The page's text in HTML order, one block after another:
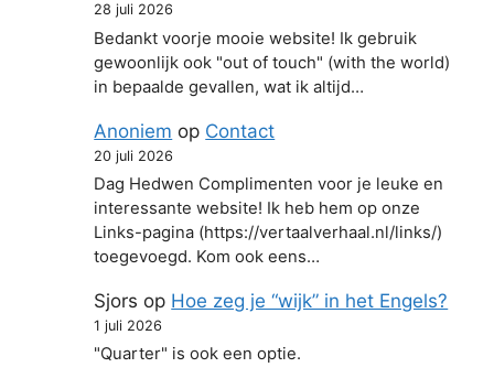
28 juli 2026
Bedankt voorje mooie website! Ik gebruik
gewoonlijk ook "out of touch" (with the world)
in bepaalde gevallen, wat ik altijd…
Anoniem op Contact
20 juli 2026
Dag Hedwen Complimenten voor je leuke en
interessante website! Ik heb hem op onze
Links-pagina (https://vertaalverhaal.nl/links/)
toegevoegd. Kom ook eens…
Sjors op Hoe zeg je “wijk” in het Engels?
1 juli 2026
"Quarter" is ook een optie.